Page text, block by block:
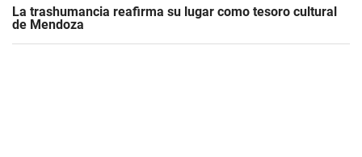
La trashumancia reafirma su lugar como tesoro cultural
de Mendoza